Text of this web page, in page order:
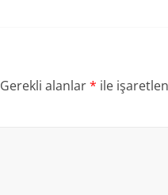
Gerekli alanlar* ile